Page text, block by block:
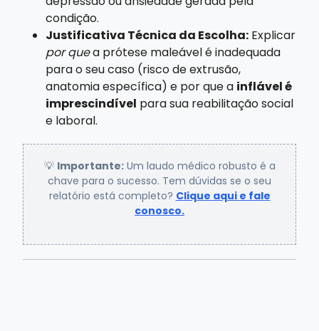
condição.
Justificativa Técnica da Escolha: Explicar
por quea prótese maleável é inadequada
para o seu caso (risco de extrusão,
anatomia específica) e por que a inflável é
imprescindível para sua reabilitação social
e laboral.
💡 Importante:Um laudo médico robusto é a
chave para o sucesso. Tem dúvidas se o seu
relatório está completo? Clique aqui e fale
conosco.